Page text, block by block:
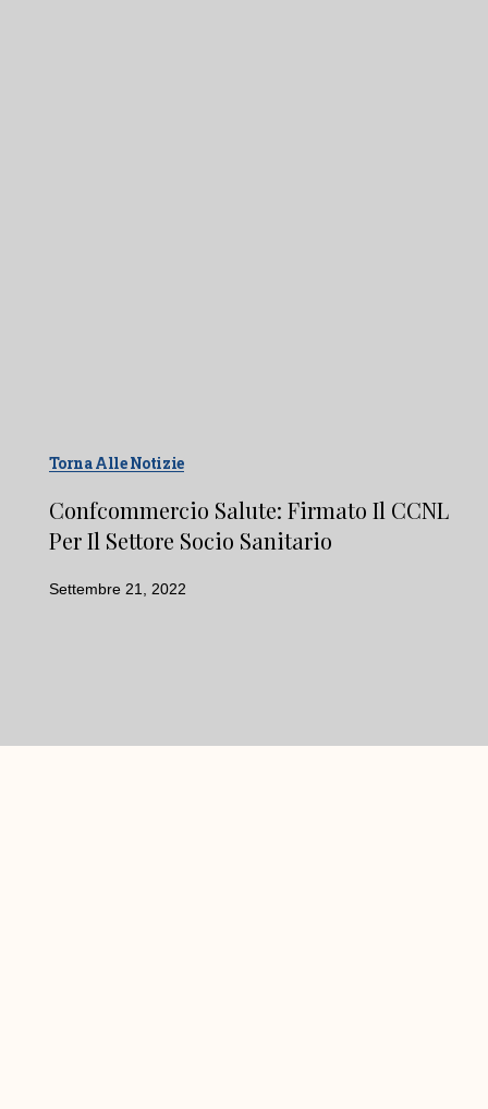
Torna Alle Notizie
Confcommercio Salute: Firmato Il CCNL
Per Il Settore Socio Sanitario
Settembre 21, 2022